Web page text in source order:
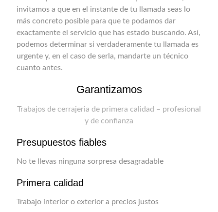
invitamos a que en el instante de tu llamada seas lo
más concreto posible para que te podamos dar
exactamente el servicio que has estado buscando. Así,
podemos determinar si verdaderamente tu llamada es
urgente y, en el caso de serla, mandarte un técnico
cuanto antes.
Garantizamos
Trabajos de cerrajeria de primera calidad – profesional
y de confianza
Presupuestos fiables
No te llevas ninguna sorpresa desagradable
Primera calidad
Trabajo interior o exterior a precios justos